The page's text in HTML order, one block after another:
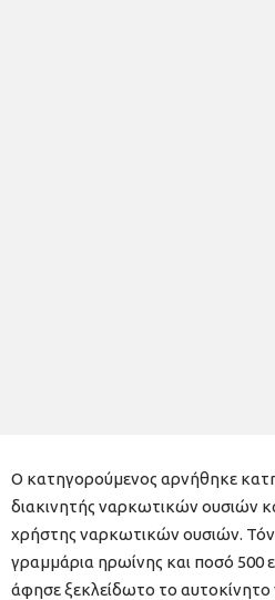
Ο κατηγορούμενος αρνήθηκε
διακινητής ναρκωτικών ουσιών
χρήστης ναρκωτικών ουσιών.
γραμμάρια ηρωίνης και ποσό 500
άφησε ξεκλείδωτο το